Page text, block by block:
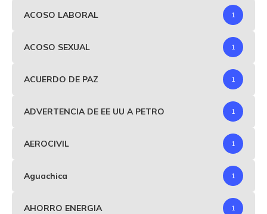
ACOSO LABORAL 1
ACOSO SEXUAL 1
ACUERDO DE PAZ 1
ADVERTENCIA DE EE UU A PETRO 1
AEROCIVIL 1
Aguachica 1
AHORRO ENERGIA 1